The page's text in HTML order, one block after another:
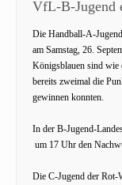
VfL-B-Jugend
Die Handball-A-
am Samstag, 26.
Königsblauen sind wie
bereits zweimal die
gewinnen konnten.
In der B-Jugend-
um 17 Uhr den
Die C-Jugend der Rot-